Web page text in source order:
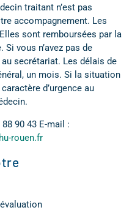
traitant n’est pas
accompagnement. Les
sont remboursées par la
vous n’avez pas de
secrétariat. Les délais de
un mois. Si la situation
d’urgence au
90 43 E-mail :
rouen.fr